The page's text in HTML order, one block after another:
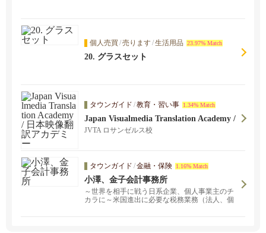
個人売買 /売ります/生活用品 23.97% Match
20. グラスセット
タウンガイド /教育・習い事 1.34% Match
Japan Visualmedia Translation Academy /
日本映像翻訳アカデミー
JVTA ロサンゼルス校
タウンガイド /金融・保険 1.16% Match
小澤、金子会計事務所
～世界を相手に戦う日系企業、個人事業主のチ
カラに～米国進出に必要な税務業務（法人、個